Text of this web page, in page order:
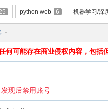
python web 6 机器学习/深
何可能存在商业侵权内容，包括
现后禁用账号